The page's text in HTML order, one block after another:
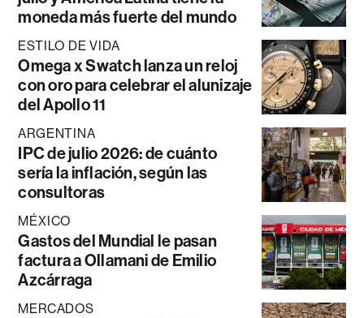
moneda más fuerte del mundo
ESTILO DE VIDA
Omega x Swatch lanza un reloj
con oro para celebrar el alunizaje
del Apollo 11
ARGENTINA
IPC de julio 2026: de cuánto
sería la inflación, según las
consultoras
MÉXICO
Gastos del Mundial le pasan
factura a Ollamani de Emilio
Azcárraga
MERCADOS